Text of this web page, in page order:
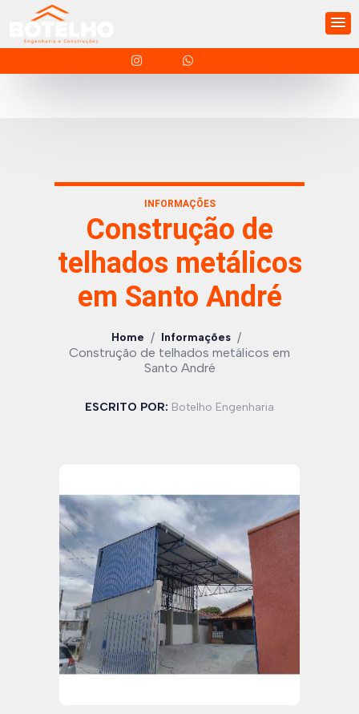
INFORMAÇÕES
Construção de
telhados metálicos
em Santo André
Home / Informações /
Construção de telhados metálicos em
Santo André
ESCRITO POR: Botelho Engenharia